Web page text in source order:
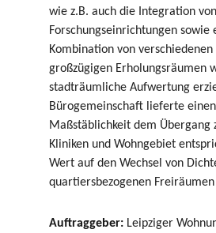
wie z.B. auch die Integration von
Forschungseinrichtungen
Kombination von
großzügigen Erholungsräumen
stadträumliche Aufwertung
Bürogemeinschaft lieferte
Maßstäblichkeit dem Übergang
Kliniken und Wohngebiet
Wert auf den Wechsel von
quartiersbezogenen
Auftraggeber: Leipziger